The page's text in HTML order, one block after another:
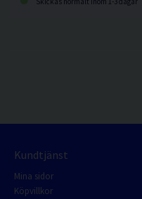
Kundtjänst
Mina sidor
Köpvillkor